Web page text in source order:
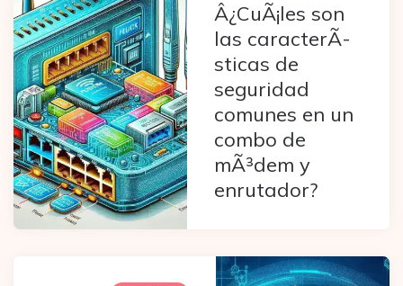
Â¿CuÃ¡les son
las caracterÃ­
sticas de
seguridad
comunes en un
combo de
mÃ³dem y
enrutador?